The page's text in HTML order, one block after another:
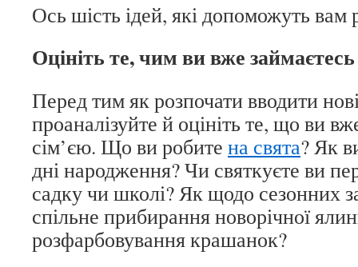
Ось шість ідей, які допоможуть вам
Оцініть те, чим ви вже
Перед тим як розпочати вводити
проаналізуйте й оцініть те, що ви
сім’єю. Що ви робите на свята? Як
дні народження? Чи святкуєте ви
садку чи школі? Як щодо сезонних
спільне прибирання новорічної
розфарбовування крашанок?